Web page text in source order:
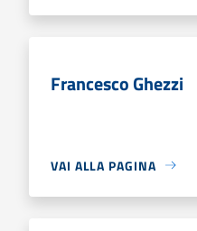
Francesco Ghezzi
VAI ALLA PAGINA